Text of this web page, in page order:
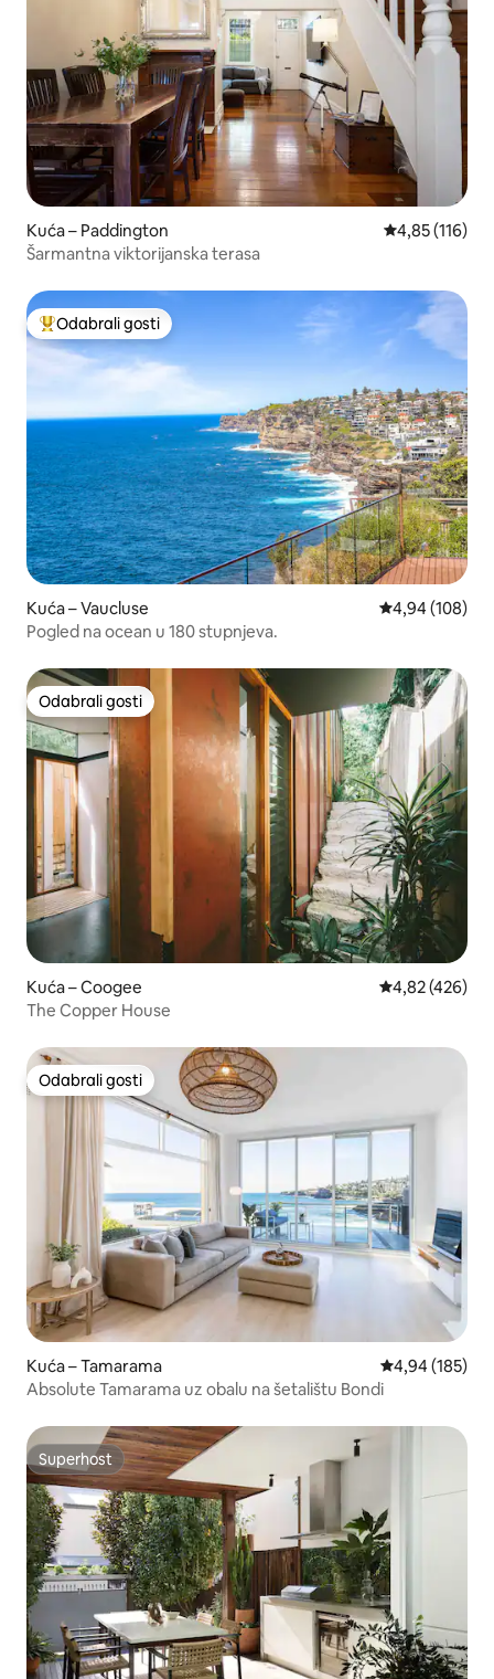
Kuća – Paddington Prosječna
4,85 (116)
Šarmantna viktorijanska terasa
Među najviše rangiranima s oznakom „Odabrali gosti”
Odabrali gosti
Kuća – Vaucluse Prosječna
4,94 (108)
Pogled na ocean u 180 stupnjeva.
Odabrali gosti
Odabrali gosti
Kuća – Coogee Prosječna
4,82 (426)
The Copper House
Odabrali gosti
Odabrali gosti
Kuća – Tamarama Prosječna
4,94 (185)
Absolute Tamarama uz obalu na šetalištu Bondi
Superhost
Superhost